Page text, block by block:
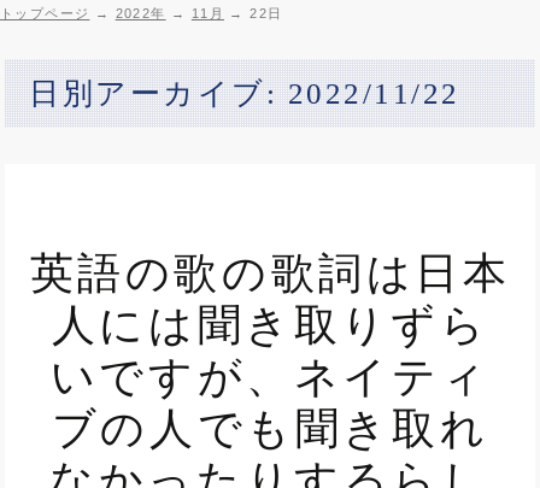
トップページ → 2022年 → 11月 →22日
日別アーカイブ: 2022/11/22
英語の歌の歌詞は日本
人には聞き取りずら
いですが、ネイティ
ブの人でも聞き取れ